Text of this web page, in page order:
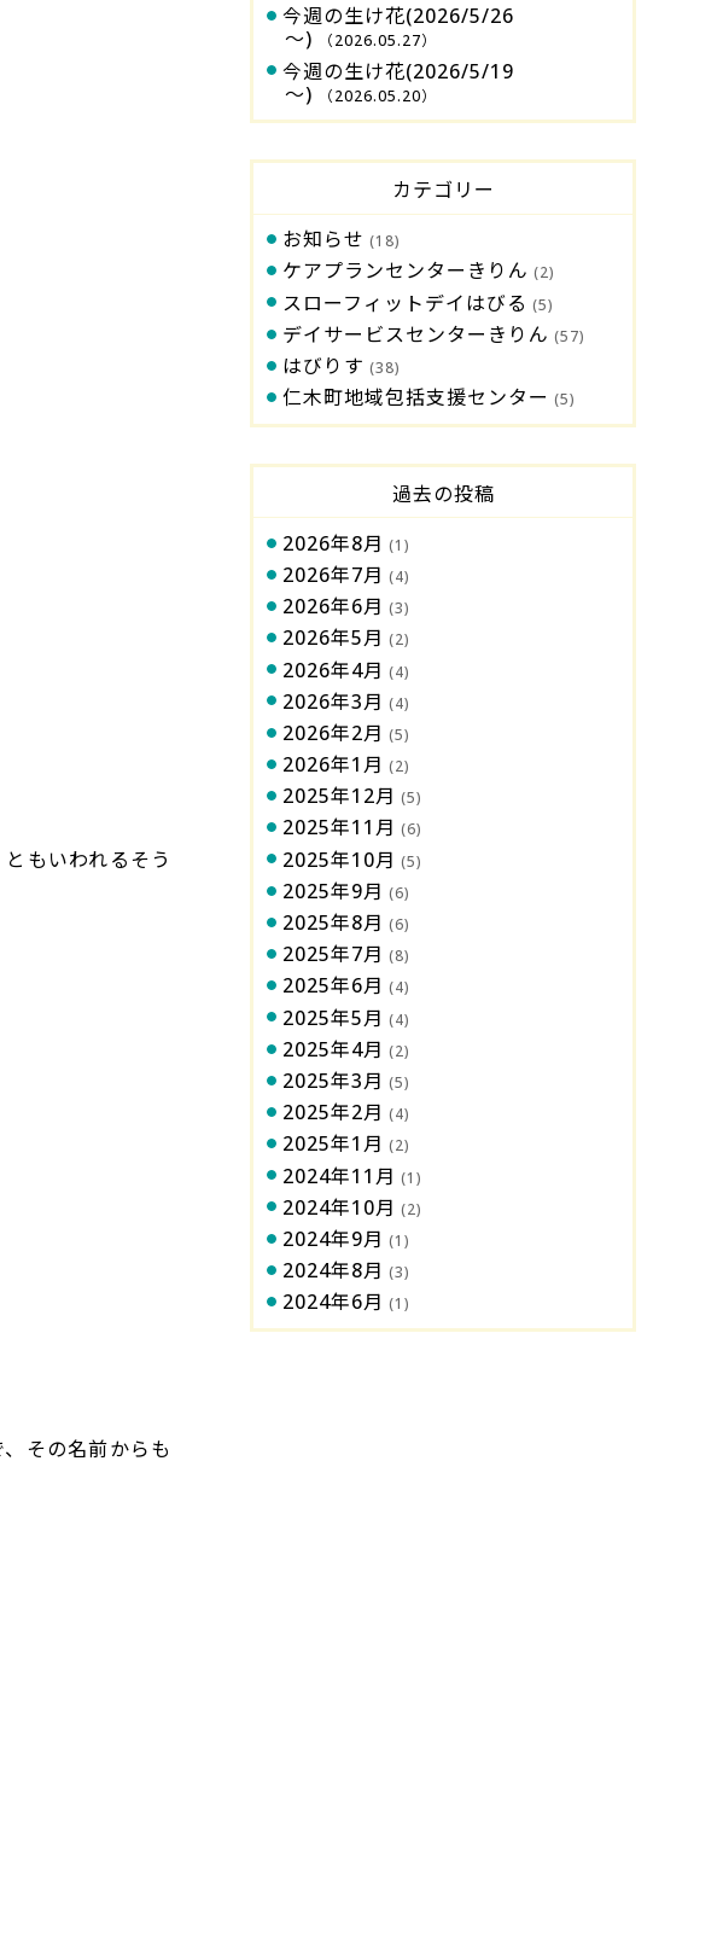
もいわれるそう
その名前からも
今週の生け花(2026/5/26
～)
（2026.05.27）
今週の生け花(2026/5/19
～)
（2026.05.20）
カテゴリー
お知らせ (18)
ケアプランセンターきりん (2)
スローフィットデイはびる (5)
デイサービスセンターきりん (57)
はびりす (38)
仁木町地域包括支援センター (5)
過去の投稿
2026年8月 (1)
2026年7月 (4)
2026年6月 (3)
2026年5月 (2)
2026年4月 (4)
2026年3月 (4)
2026年2月 (5)
2026年1月 (2)
2025年12月 (5)
2025年11月 (6)
2025年10月 (5)
2025年9月 (6)
2025年8月 (6)
2025年7月 (8)
2025年6月 (4)
2025年5月 (4)
2025年4月 (2)
2025年3月 (5)
2025年2月 (4)
2025年1月 (2)
2024年11月 (1)
2024年10月 (2)
2024年9月 (1)
2024年8月 (3)
2024年6月 (1)